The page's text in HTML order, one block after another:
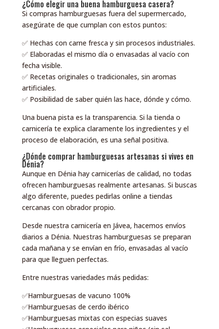
¿Cómo elegir una buena hamburguesa casera?
Si compras hamburguesas fuera del supermercado,
asegúrate de que cumplan con estos puntos:
✅ Hechas con carne fresca y sin procesos industriales.
✅ Elaboradas el mismo día o envasadas al vacío con
fecha visible.
✅ Recetas originales o tradicionales, sin aromas
artificiales.
✅ Posibilidad de saber quién las hace, dónde y cómo.
Una buena pista es la transparencia. Si la tienda o
carnicería te explica claramente los ingredientes y el
proceso de elaboración, es una señal positiva.
¿Dónde comprar hamburguesas artesanas si vives en
Dénia?
Aunque en Dénia hay carnicerías de calidad, no todas
ofrecen hamburguesas realmente artesanas. Si buscas
algo diferente, puedes pedirlas online a tiendas
cercanas con obrador propio.
Desde nuestra carnicería en Jávea, hacemos envíos
diarios a Dénia. Nuestras hamburguesas se preparan
cada mañana y se envían en frío, envasadas al vacío
para que lleguen perfectas.
Entre nuestras variedades más pedidas:
✅Hamburguesas de vacuno 100%
✅Hamburguesas de cerdo ibérico
✅Hamburguesas mixtas con especias suaves